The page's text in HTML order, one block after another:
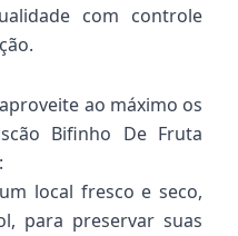
com controle
ao máximo os
Bifinho De Fruta
local fresco e seco,
para preservar suas